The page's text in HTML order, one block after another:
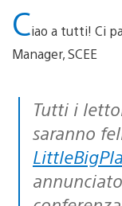
Ciao a tutti! Ci
Manager, SCEE
Tutti i
saranno